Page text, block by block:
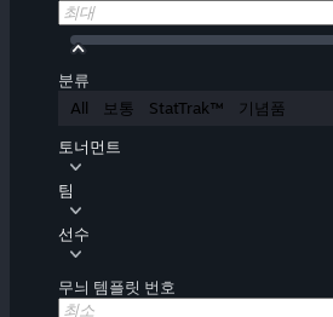
분류
All 보통 StatTrak™ 기념품
토너먼트
팀
선수
무늬 템플릿 번호